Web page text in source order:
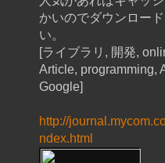
かいのでダウンロー
い。
[ライブラリ, 開発,
Article, programming,
Google]
http://
ndex.html